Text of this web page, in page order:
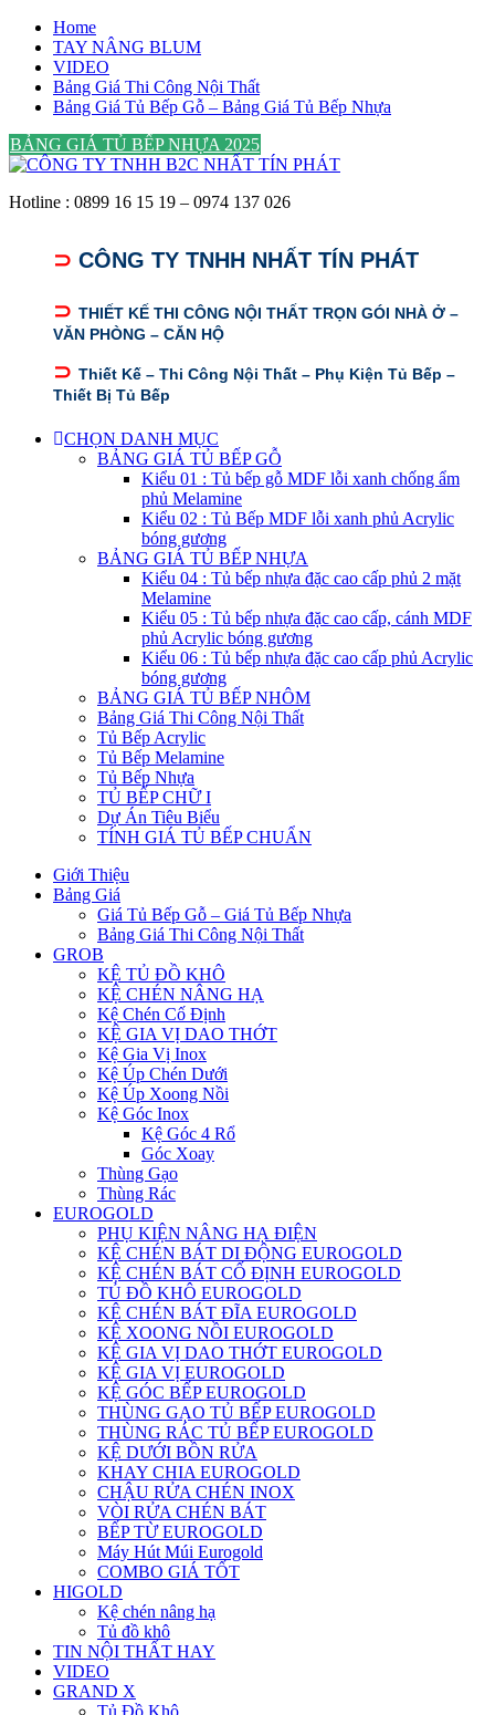
Home
TAY NÂNG BLUM
VIDEO
Bảng Giá Thi Công Nội Thất
Bảng Giá Tủ Bếp Gỗ – Bảng Giá Tủ Bếp Nhựa
BẢNG GIÁ TỦ BẾP NHỰA 2025
Hotline : 0899 16 15 19 – 0974 137 026
⊃ CÔNG TY TNHH NHẤT TÍN PHÁT
⊃ THIẾT KẾ THI CÔNG NỘI THẤT TRỌN GÓI NHÀ Ở –
VĂN PHÒNG – CĂN HỘ
⊃ Thiết Kế – Thi Công Nội Thất – Phụ Kiện Tủ Bếp –
Thiết Bị Tủ Bếp
CHỌN DANH MỤC
BẢNG GIÁ TỦ BẾP GỖ
Kiểu 01 : Tủ bếp gỗ MDF lỗi xanh chống ẩm
phủ Melamine
Kiểu 02 : Tủ Bếp MDF lỗi xanh phủ Acrylic
bóng gương
BẢNG GIÁ TỦ BẾP NHỰA
Kiểu 04 : Tủ bếp nhựa đặc cao cấp phủ 2 mặt
Melamine
Kiểu 05 : Tủ bếp nhựa đặc cao cấp, cánh MDF
phủ Acrylic bóng gương
Kiểu 06 : Tủ bếp nhựa đặc cao cấp phủ Acrylic
bóng gương
BẢNG GIÁ TỦ BẾP NHÔM
Bảng Giá Thi Công Nội Thất
Tủ Bếp Acrylic
Tủ Bếp Melamine
Tủ Bếp Nhựa
TỦ BẾP CHỮ I
Dự Án Tiêu Biểu
TÍNH GIÁ TỦ BẾP CHUẨN
Giới Thiệu
Bảng Giá
Giá Tủ Bếp Gỗ – Giá Tủ Bếp Nhựa
Bảng Giá Thi Công Nội Thất
GROB
KỆ TỦ ĐỒ KHÔ
KỆ CHÉN NÂNG HẠ
Kệ Chén Cố Định
KỆ GIA VỊ DAO THỚT
Kệ Gia Vị Inox
Kệ Úp Chén Dưới
Kệ Úp Xoong Nồi
Kệ Góc Inox
Kệ Góc 4 Rổ
Góc Xoay
Thùng Gạo
Thùng Rác
EUROGOLD
PHỤ KIỆN NÂNG HẠ ĐIỆN
KỆ CHÉN BÁT DI ĐỘNG EUROGOLD
KỆ CHÉN BÁT CỐ ĐỊNH EUROGOLD
TỦ ĐỒ KHÔ EUROGOLD
KỆ CHÉN BÁT ĐĨA EUROGOLD
KỆ XOONG NỒI EUROGOLD
KỆ GIA VỊ DAO THỚT EUROGOLD
KỆ GIA VỊ EUROGOLD
KỆ GÓC BẾP EUROGOLD
THÙNG GẠO TỦ BẾP EUROGOLD
THÙNG RÁC TỦ BẾP EUROGOLD
KỆ DƯỚI BỒN RỬA
KHAY CHIA EUROGOLD
CHẬU RỬA CHÉN INOX
VÒI RỬA CHÉN BÁT
BẾP TỪ EUROGOLD
Máy Hút Múi Eurogold
COMBO GIÁ TỐT
HIGOLD
Kệ chén nâng hạ
Tủ đồ khô
TIN NỘI THẤT HAY
VIDEO
GRAND X
Tủ Đồ Khô